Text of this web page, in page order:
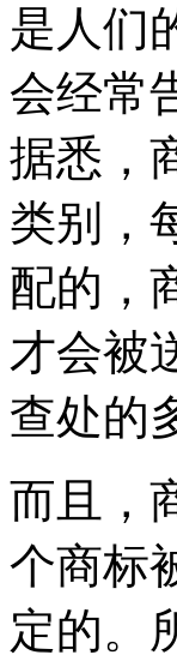
是人们
会经常
据悉，
类别，
配的，
才会被
查处的
而且，
个商标
定的。